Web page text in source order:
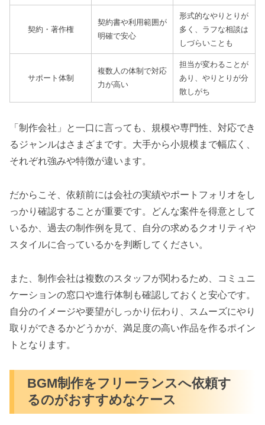
契約・著作権
契約書や利用範囲が
明確で安心
形式的なやりとりが
多く、ラフな相談は
しづらいことも
サポート体制
複数人の体制で対応
力が高い
担当が変わることが
あり、やりとりが分
散しがち
「制作会社」と一口に言っても、規模や専門性、対応でき
るジャンルはさまざまです。大手から小規模まで幅広く、
それぞれ強みや特徴が違います。
だからこそ、依頼前には会社の実績やポートフォリオをし
っかり確認することが重要です。どんな案件を得意として
いるか、過去の制作例を見て、自分の求めるクオリティや
スタイルに合っているかを判断してください。
また、制作会社は複数のスタッフが関わるため、コミュニ
ケーションの窓口や進行体制も確認しておくと安心です。
自分のイメージや要望がしっかり伝わり、スムーズにやり
取りができるかどうかが、満足度の高い作品を作るポイン
トとなります。
BGM制作をフリーランスへ依頼す
るのがおすすめなケース